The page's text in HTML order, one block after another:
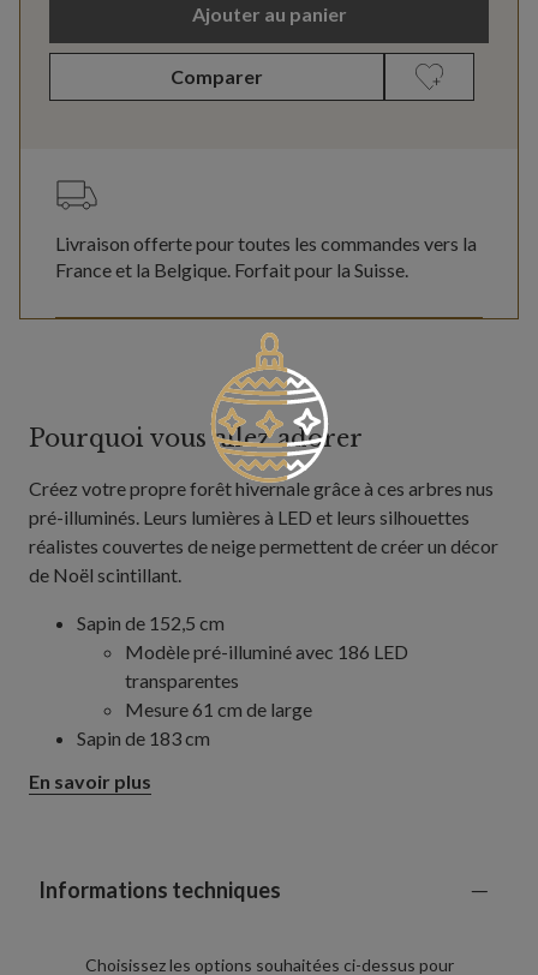
Ajouter au panier
Comparer
Livraison offerte pour toutes les commandes vers la
France et la Belgique. Forfait pour la Suisse.
Pourquoi vous allez adorer
Créez votre propre forêt hivernale grâce à ces arbres nus
pré-illuminés. Leurs lumières à LED et leurs silhouettes
réalistes couvertes de neige permettent de créer un décor
de Noël scintillant.
Sapin de 152,5 cm
Modèle pré-illuminé avec 186 LED
transparentes
Mesure 61 cm de large
Sapin de 183 cm
transparentes
Minuteur intégré : 6 heures de fonctionnement,
Chaque pièce fabriquée à la main est unique et peut
En savoir plus
Informations techniques
Choisissez les options souhaitées ci-dessus pour